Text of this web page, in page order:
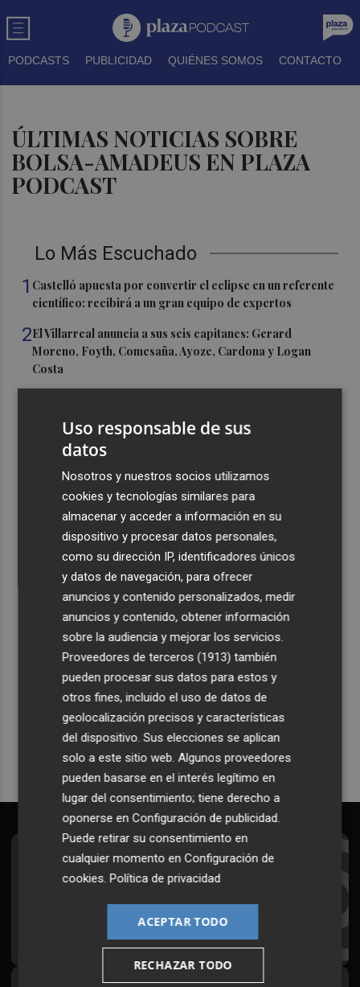
PODCASTS PUBLICIDAD QUIÉNES SOMOS CONTACTO
ÚLTIMAS NOTICIAS SOBRE
BOLSA-AMADEUS EN PLAZA
PODCAST
Lo Más Escuchado
1 Castelló apuesta por convertir el eclipse en un referente
científico: recibirá a un gran equipo de expertos
2El Villarreal anuncia a sus seis capitanes: Gerard
Moreno, Foyth, Comesaña, Ayoze, Cardona y Logan
Costa
San Javier da viabilidad al nuevo contrato del transporte
324 habitaciones
Estos son los estrenos que abren la cartelera en agosto:
de la comedia 'El último mono' a una nueva entrega de
'La Patrulla Canina'
Recibe toda la actualidad de
Plaza Podcast en tu correo
Quiero suscribirme
Suscríbete al Boletín
¡Quiero suscribirme!
Uso responsable de sus
datos
Nosotros y nuestros socios utilizamos
cookies y tecnologías similares para
almacenar y acceder a información en su
dispositivo y procesar datos personales,
como su dirección IP, identificadores únicos
y datos de navegación, para ofrecer
anuncios y contenido personalizados, medir
anuncios y contenido, obtener información
sobre la audiencia y mejorar los servicios.
Proveedores de terceros (1913) también
pueden procesar sus datos para estos y
otros fines, incluido el uso de datos de
geolocalización precisos y características
del dispositivo. Sus elecciones se aplican
solo a este sitio web. Algunos proveedores
pueden basarse en el interés legítimo en
lugar del consentimiento; tiene derecho a
oponerse enConfiguración de publicidad.
Puede retirar su consentimiento en
cualquier momento enConfiguración de
cookies.Política de privacidad
ACEPTAR TODO
RECHAZAR TODO